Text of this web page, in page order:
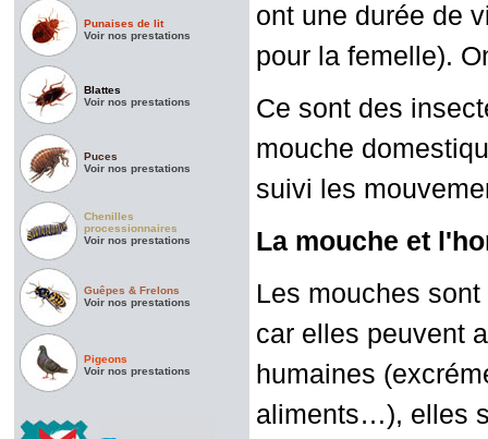
Punaises de lit
Voir nos prestations
Blattes
Voir nos prestations
Puces
Voir nos prestations
Chenilles
processionnaires
Voir nos prestations
Guêpes & Frelons
Voir nos prestations
Pigeons
Voir nos prestations
ont une durée de
pour la femelle).
Ce sont des
mouche
suivi les
La mouche et
Les mouches
car elles peuvent
humaines
aliments…), elles